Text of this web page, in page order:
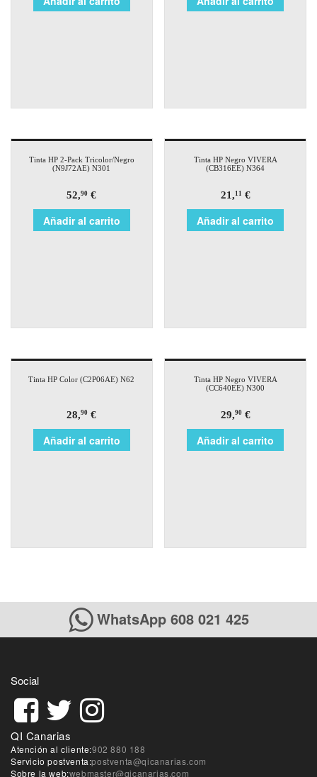
Tinta HP 2-Pack Tricolor/Negro
(N9J72AE) N301
52,90 €
Añadir al carrito
Tinta HP Negro VIVERA
(CB316EE) N364
21,11 €
Añadir al carrito
Tinta HP Color (C2P06AE) N62
28,90 €
Añadir al carrito
Tinta HP Negro VIVERA
(CC640EE) N300
29,90€
Añadir al carrito
WhatsApp 608 021 425
Social
QI Canarias
Atención al cliente:902 880 188
Servicio postventa:postventa@qicanarias.com
Sobre la web:webmaster@qicanarias.com